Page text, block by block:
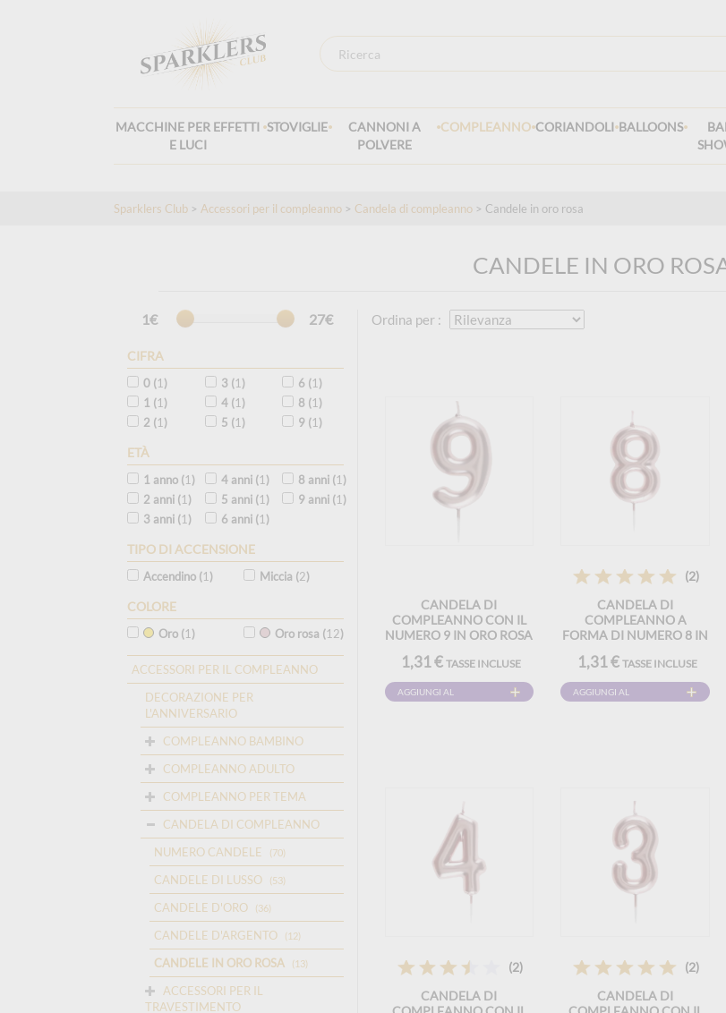
MACCHINE PER EFFETTI
E LUCI
.STOVIGLIE.
CANNONI A
POLVERE
.COMPLEANNO.CORIANDOLI.BALLOONS.
Sparklers Club > Accessori per il compleanno > Candela di compleanno > Candele in oro rosa
CANDELE IN ORO
1€ 27€
CIFRA
0 (1 )
1 (1 )
2 (1 )
3 (1 )
4 (1 )
5 (1 )
6 (1 )
8 (1 )
9 (1 )
ETÀ
1 anno (1 )
2 anni (1 )
3 anni (1 )
4 anni (1 )
5 anni (1 )
6 anni (1 )
8 anni (1 )
9 anni (1 )
TIPO DI ACCENSIONE
Accendino (1 ) Miccia (2)
COLORE
Oro (1 ) Oro rosa (12)
ACCESSORI PER IL COMPLEANNO
DECORAZIONE PER
L'ANNIVERSARIO
COMPLEANNO BAMBINO
COMPLEANNO ADULTO
COMPLEANNO PER TEMA
CANDELA DI COMPLEANNO
NUMERO CANDELE
(70)
CANDELE DI LUSSO (53)
CANDELE D'ORO (36)
CANDELE D'ARGENTO (12)
CANDELE IN ORO ROSA (13)
ACCESSORI PER IL
TRAVESTIMENTO
Ordina per :
CANDELA DI
COMPLEANNO CON IL
NUMERO 9 IN ORO ROSA
1,31 €TASSE INCLUSE
AGGIUNGI AL
(2)
CANDELA DI
COMPLEANNO A
FORMA DI NUMERO 8 IN
1,31 €TASSE INCLUSE
AGGIUNGI AL
(2)
CANDELA DI
(2)
CANDELA DI